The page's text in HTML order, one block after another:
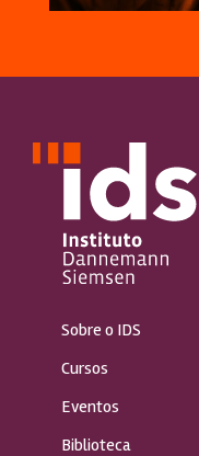
Sobre o IDS
Cursos
Eventos
Biblioteca